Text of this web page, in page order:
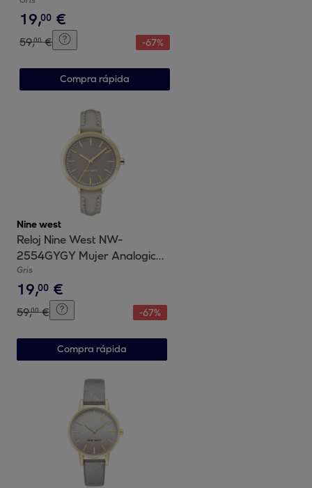
19,00 €
59,00 € -67%
Compra rápida
Nine west
Reloj Nine West NW-
2554GYGY Mujer Analogico
Cuarzo con Correa de Cuero
Gris
19,00 €
59,00 € -67%
Compra rápida